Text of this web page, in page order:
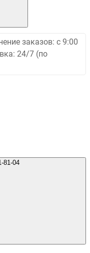
заказов: с 9:00
24/7 (по